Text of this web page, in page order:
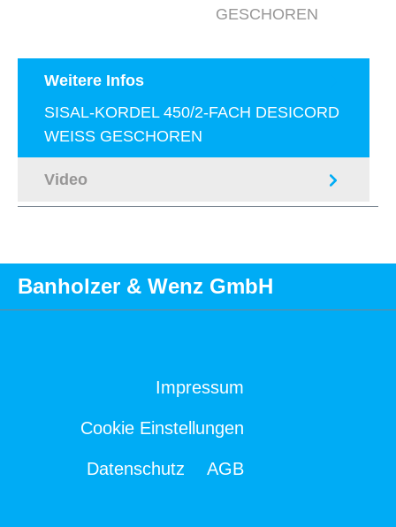
GESCHOREN
Weitere Infos
SISAL-KORDEL 450/2-FACH DESICORD
WEISS GESCHOREN
Video
Banholzer & Wenz GmbH
Impressum
Cookie Einstellungen
Datenschutz AGB